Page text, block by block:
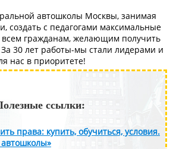
автошколы Москвы, занимая
создать с педагогами максимальные
всем гражданам, желающим получить
30 лет работы-мы стали лидерами и
нас в приоритете!
ссылки:
права: купить, обучиться, условия.